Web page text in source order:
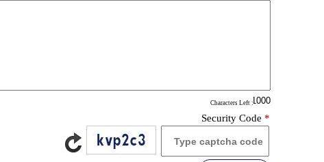
: Characters Left
Security Code *